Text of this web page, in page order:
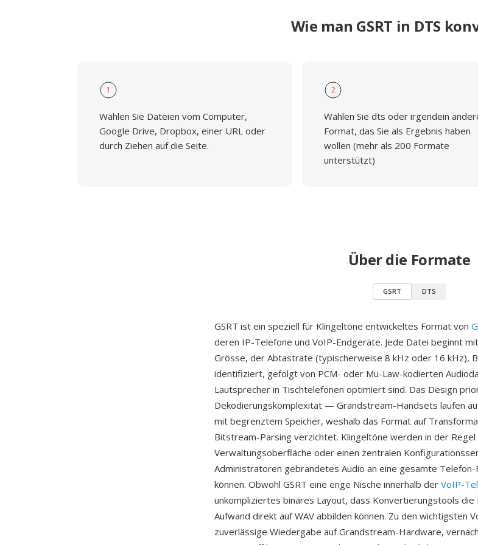
Wie man GSRT in DTS
1
Wählen Sie Dateien vom Computer,
Google Drive, Dropbox, einer URL oder
durch Ziehen auf die Seite.
2
Wählen Sie dts oder irgendein
Format, das Sie als Ergebnis haben
wollen (mehr als 200 Formate
unterstützt)
Über die Formate
GSRT DTS
GSRT ist ein speziell für Klingeltöne entwickeltes Format von
deren IP-Telefone und VoIP-Endgeräte. Jede Datei beginnt
Grösse, der Abtastrate (typischerweise 8 kHz oder 16 kHz),
identifiziert, gefolgt von PCM- oder Mu-Law-kodierten
Lautsprecher in Tischtelefonen optimiert sind. Das Design
Dekodierungskomplexität — Grandstream-Handsets laufen
mit begrenztem Speicher, weshalb das Format auf
Bitstream-Parsing verzichtet. Klingeltöne werden in der
Verwaltungsoberfläche oder einen zentralen
Administratoren gebrandetes Audio an eine gesamte
können. Obwohl GSRT eine enge Nische innerhalb der VoIP-
unkompliziertes binäres Layout, dass Konvertierungstools die
Aufwand direkt auf WAV abbilden können. Zu den wichtigsten
zuverlässige Wiedergabe auf Grandstream-Hardware,